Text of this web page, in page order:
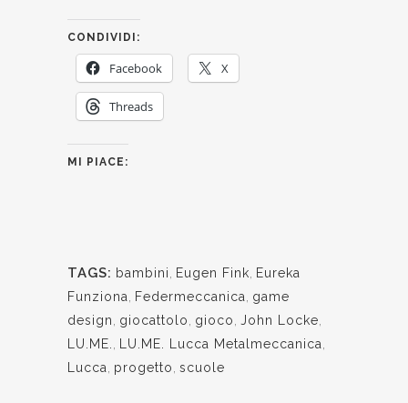
CONDIVIDI:
Facebook X
Threads
MI PIACE:
TAGS: bambini Eugen Fink
Eureka
Funziona
Federmeccanica
game
design
giocattolo gioco John Locke
LU.ME.
LU.ME. Lucca Metalmeccanica
Lucca
progetto scuole